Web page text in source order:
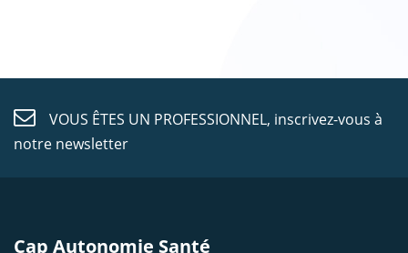
VOUS ÊTES UN PROFESSIONNEL, inscrivez-vous à
notre newsletter
Cap Autonomie Santé